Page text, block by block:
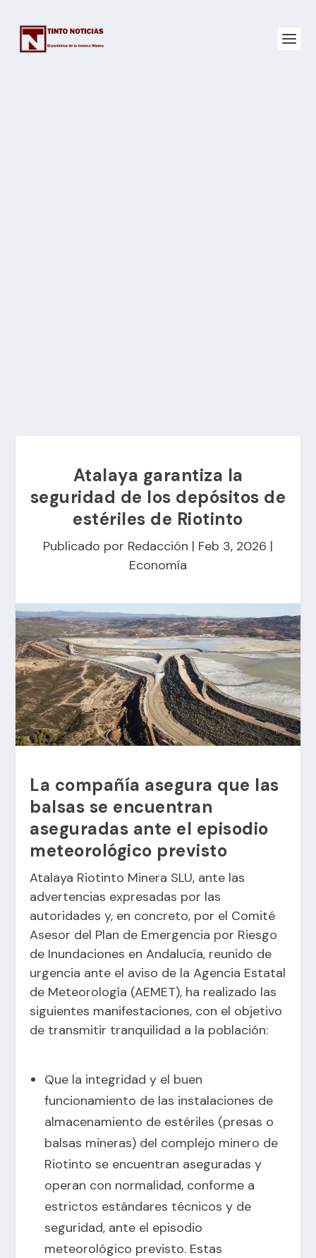
Atalaya garantiza la
seguridad de los depósitos de
estériles de Riotinto
Publicado por Redacción | Feb 3, 2026 |
Economía
La compañía asegura que las
balsas se encuentran
aseguradas ante el episodio
meteorológico previsto
Atalaya Riotinto Minera SLU, ante las
advertencias expresadas por las
autoridades y, en concreto, por el Comité
Asesor del Plan de Emergencia por Riesgo
de Inundaciones en Andalucía, reunido de
urgencia ante el aviso de la Agencia Estatal
de Meteorología (AEMET), ha realizado las
siguientes manifestaciones, con el objetivo
de transmitir tranquilidad a la población:
Que la integridad y el buen
funcionamiento de las instalaciones de
almacenamiento de estériles (presas o
balsas mineras) del complejo minero de
Riotinto se encuentran aseguradas y
operan con normalidad, conforme a
estrictos estándares técnicos y de
seguridad, ante el episodio
meteorológico previsto. Estas